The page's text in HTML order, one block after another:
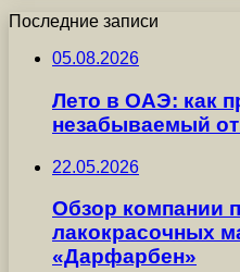
Последние записи
05.08.2026
Лето в ОАЭ: как
незабываемый
22.05.2026
Обзор компании
лакокрасочных
«Дарфарбен»